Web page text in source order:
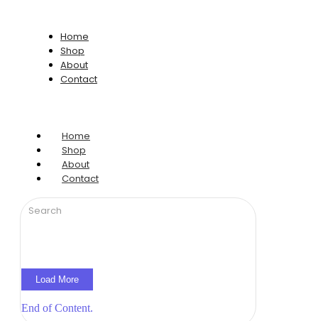
Home
Shop
About
Contact
Home
Shop
About
Contact
Load More
End of Content.